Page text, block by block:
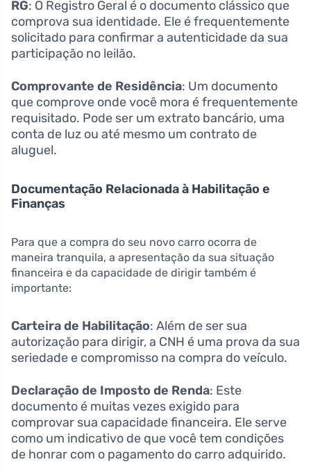
RG: O Registro Geral é o documento clássico que
comprova sua identidade. Ele é frequentemente
solicitado para confirmar a autenticidade da sua
participação no leilão.
Comprovante de Residência: Um documento
que comprove onde você mora é frequentemente
requisitado. Pode ser um extrato bancário, uma
conta de luz ou até mesmo um contrato de
aluguel.
Documentação Relacionada à Habilitação e
Finanças
Para que a compra do seu novo carro ocorra de
maneira tranquila, a apresentação da sua situação
financeira e da capacidade de dirigir também é
importante:
Carteira de Habilitação: Além de ser sua
autorização para dirigir, a CNH é uma prova da sua
seriedade e compromisso na compra do veículo.
Declaração de Imposto de Renda: Este
documento é muitas vezes exigido para
comprovar sua capacidade financeira. Ele serve
como um indicativo de que você tem condições
de honrar com o pagamento do carro adquirido.